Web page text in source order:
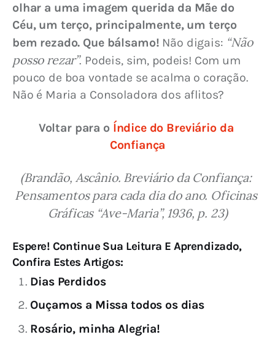
olhar a uma imagem querida da Mãe do
Céu, um terço, principalmente, um terço
bem rezado. Que bálsamo! Não digais: “Não
posso rezar”. Podeis, sim, podeis! Com um
pouco de boa vontade se acalma o coração.
Não é Maria a Consoladora dos aflitos?
Voltar para o Índice do Breviário da
Confiança
(Brandão, Ascânio. Breviário da Confiança:
Pensamentos para cada dia do ano. Oficinas
Gráficas “Ave-Maria”, 1936, p. 23)
Espere! Continue Sua Leitura E Aprendizado,
Confira Estes Artigos:
Dias Perdidos
Ouçamos a Missa todos os dias
Rosário, minha Alegria!